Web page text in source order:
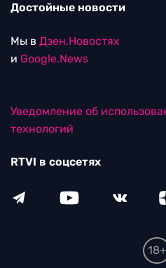
Достойные новости
Мы в Дзен.Новостях
и Google.News
Уведомление об
технологий
RTVI в соцсетях
18+